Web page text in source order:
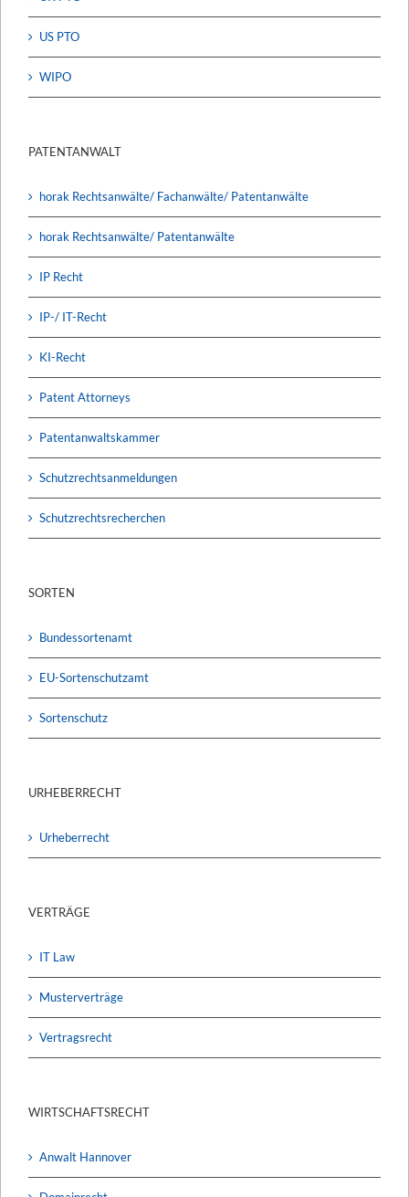
US PTO
WIPO
PATENTANWALT
horak Rechtsanwälte/ Fachanwälte/ Patentanwälte
horak Rechtsanwälte/ Patentanwälte
IP Recht
IP-/ IT-Recht
KI-Recht
Patent Attorneys
Patentanwaltskammer
Schutzrechtsanmeldungen
Schutzrechtsrecherchen
SORTEN
Bundessortenamt
EU-Sortenschutzamt
Sortenschutz
URHEBERRECHT
Urheberrecht
VERTRÄGE
IT Law
Musterverträge
Vertragsrecht
WIRTSCHAFTSRECHT
Anwalt Hannover